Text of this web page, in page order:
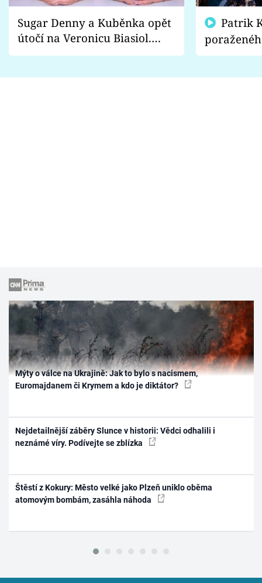
Sugar Denny a Kuběnka opět
útočí na Veronicu Biasiol.
Proč je podle nich falešná a
fanoušci
Mýty o válce na Ukrajině: Jak to bylo s nacismem,
Euromajdanem či Krymem a kdo je diktátor?
Nejdetailnější záběry Slunce v historii: Vědci odhalili i
neznámé víry. Podívejte se zblízka
Štěstí z Kokury: Město velké jako Plzeň uniklo oběma
atomovým bombám, zasáhla náhoda